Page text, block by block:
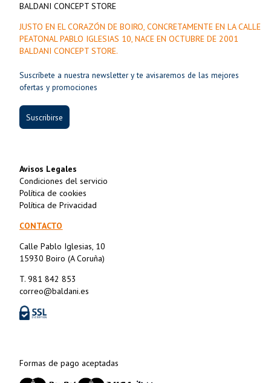
BALDANI CONCEPT STORE
JUSTO EN EL CORAZÓN DE BOIRO, CONCRETAMENTE EN LA CALLE
PEATONAL PABLO IGLESIAS 10, NACE EN OCTUBRE DE 2001
BALDANI CONCEPT STORE.
Suscríbete a nuestra newsletter y te avisaremos de las mejores
ofertas y promociones
Suscribirse
Avisos Legales
Condiciones del servicio
Política de cookies
Política de Privacidad
CONTACTO
Calle Pablo Iglesias, 10
15930 Boiro (A Coruña)
T. 981 842 853
correo@baldani.es
Formas de pago aceptadas